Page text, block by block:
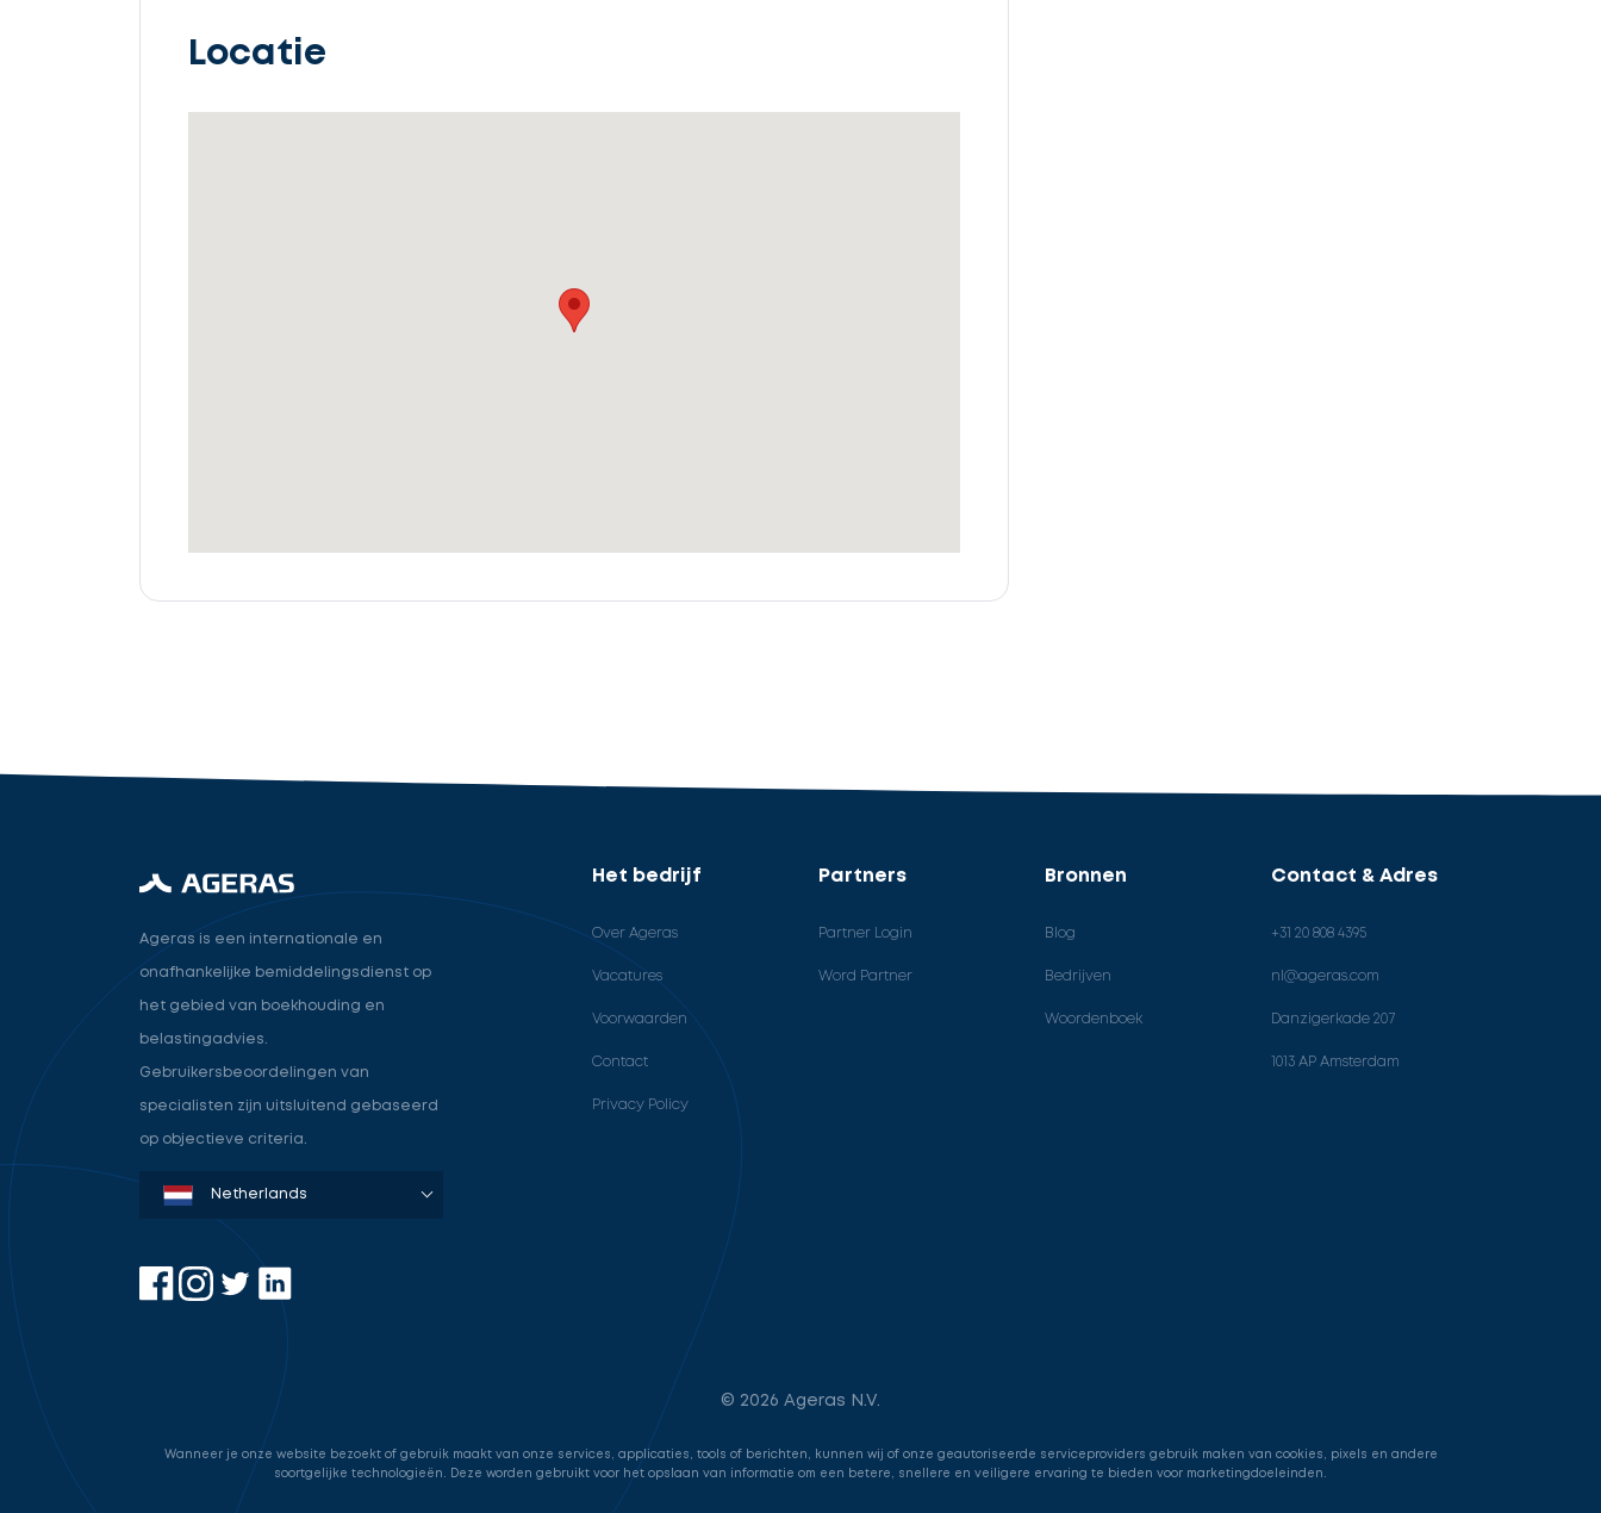
Locatie
cta_box.sub_headline
Ageras is een internationale en
onafhankelijke bemiddelingsdienst op
het gebied van boekhouding en
belastingadvies.
Gebruikersbeoordelingen van
specialisten zijn uitsluitend gebaseerd
op objectieve criteria.
Denmark
Sweden
Norway
Netherlands
Germany
USA
Het bedrijf
Over Ageras
Vacatures
Voorwaarden
Contact
Privacy Policy
Partners
Partner Login
Word Partner
Bronnen
Blog
Bedrijven
Woordenboek
Contact & Adres
+31 20 808 4395
nl@ageras.com
Danzigerkade 207
1013 AP Amsterdam
© 2026 Ageras N.V.
Wanneer je onze website bezoekt of gebruik maakt van onze services, applicaties, tools of berichten, kunnen wij of onze geautoriseerde serviceproviders gebruik maken van cookies, pixels en andere
soortgelijke technologieën. Deze worden gebruikt voor het opslaan van informatie om een betere, snellere en veiligere ervaring te bieden voor marketingdoeleinden.